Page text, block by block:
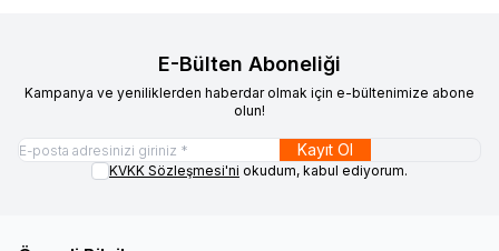
E-Bülten Aboneliği
Kampanya ve yeniliklerden haberdar olmak için e-bültenimize abone
olun!
Kayıt Ol
KVKK Sözleşmesi'ni okudum, kabul ediyorum.